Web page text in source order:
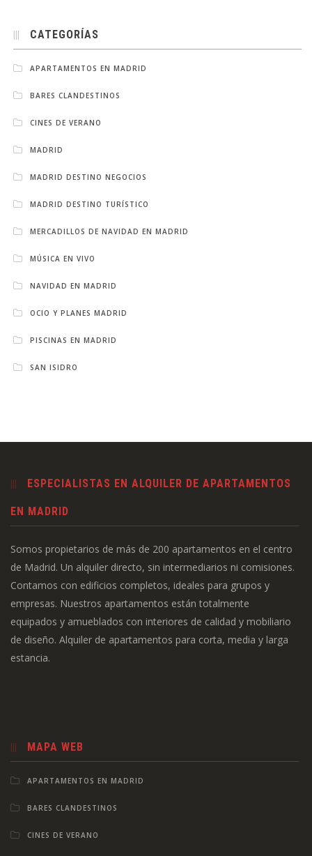
CATEGORÍAS
APARTAMENTOS EN MADRID
BARES CLANDESTINOS
CINES DE VERANO
MADRID
MADRID DESTINO NEGOCIOS
MADRID DESTINO TURÍSTICO
MERCADILLOS DE NAVIDAD EN MADRID
MÚSICA EN VIVO
NAVIDAD EN MADRID
OCIO Y PLANES MADRID
PISCINAS EN MADRID
SAN ISIDRO
ESPECIALISTAS EN ALQUILER DE APARTAMENTOS
EN MADRID
Somos propietarios de más de 200 apartamentos en el centro
de Madrid. Un alquiler directo, sin intermediarios ni comisiones.
Contamos con edificios completos, ideales para grupos y
empresas. Nuestros apartamentos están totalmente
equipados y amueblados con interiores de calidad y mobiliario
de diseño. Alquiler de apartamentos para corta, media y larga
estancia.
MAPA WEB
APARTAMENTOS EN MADRID
BARES CLANDESTINOS
CINES DE VERANO